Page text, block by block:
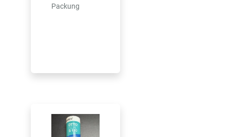
Packung